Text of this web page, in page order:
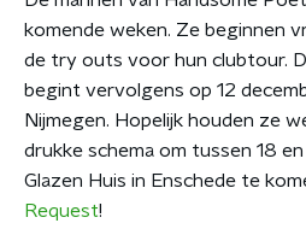
komende weken. Ze beginnen
de try outs voor hun clubtour.
begint vervolgens op 12
Nijmegen. Hopelijk houden ze
drukke schema om tussen 18
Glazen Huis in Enschede te
Request!